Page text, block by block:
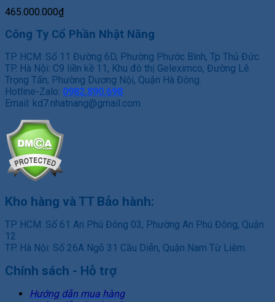
465.000.000₫
Công Ty Cổ Phần Nhật Năng
TP HCM: Số 11 Đường 6D, Phường Phước Bình, Tp Thủ Đức.
TP. Hà Nội: C9 liền kề 11, Khu đô thị Geleximco, Đường Lê
Trọng Tấn, Phường Dương Nội, Quận Hà Đông.
Hotline-Zalo: 0982.890.698
Email: kd7.nhatnang@gmail.com
Kho hàng và TT Bảo hành:
TP HCM: Số 61 An Phú Đông 03, Phường An Phú Đông, Quận
12
TP. Hà Nội: Số 26A Ngõ 31 Cầu Diễn, Quận Nam Từ Liêm.
Chính sách - Hỗ trợ
Hướng dẫn mua hàng